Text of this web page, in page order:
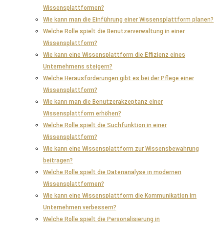
Wissensplattformen?
Wie kann man die Einführung einer Wissensplattform planen?
Welche Rolle spielt die Benutzerverwaltung in einer
Wissensplattform?
Wie kann eine Wissensplattform die Effizienz eines
Unternehmens steigern?
Welche Herausforderungen gibt es bei der Pflege einer
Wissensplattform?
Wie kann man die Benutzerakzeptanz einer
Wissensplattform erhöhen?
Welche Rolle spielt die Suchfunktion in einer
Wissensplattform?
Wie kann eine Wissensplattform zur Wissensbewahrung
beitragen?
Welche Rolle spielt die Datenanalyse in modernen
Wissensplattformen?
Wie kann eine Wissensplattform die Kommunikation im
Unternehmen verbessern?
Welche Rolle spielt die Personalisierung in